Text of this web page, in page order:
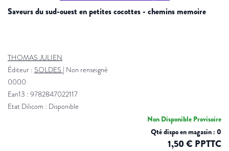
saveurs du sud-ouest en petites cocottes - chemins memoire
THOMAS JULIEN
Éditeur : SOLDES | Non renseigné
0000
Ean13 : 9782847022117
Etat Dilicom : Disponible
Non Disponible Provisoire
Qté dispo en magasin : 0
1,50 € PPTTC